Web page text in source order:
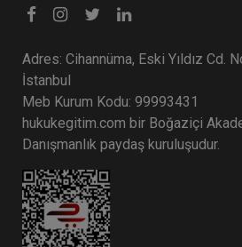
Adres: Cihannüma, Eski Yıldız Cd.
İstanbul
Meb Kurum Kodu: 99993431
hukukegitim.com bir Boğaziçi
Danışmanlık paydaş kuruluşudur.